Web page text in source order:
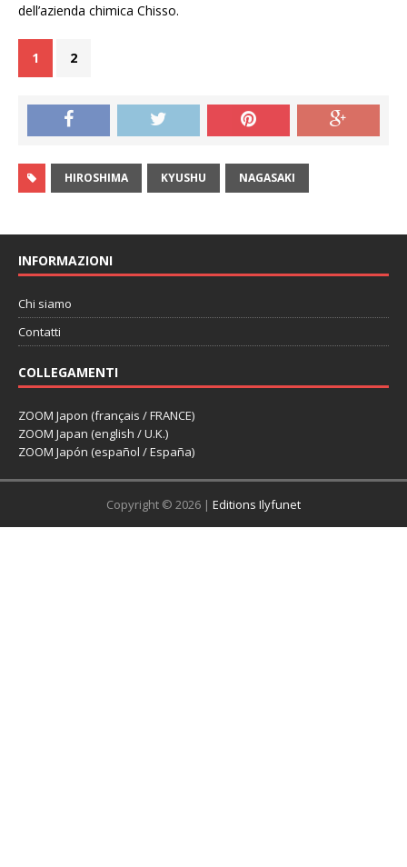
dell’azienda chimica Chisso.
1 2
HIROSHIMA KYUSHU NAGASAKI
INFORMAZIONI
Chi siamo
Contatti
COLLEGAMENTI
ZOOM Japon (français / FRANCE)
ZOOM Japan (english / U.K.)
ZOOM Japón (español / España)
Copyright © 2026 | Editions Ilyfunet